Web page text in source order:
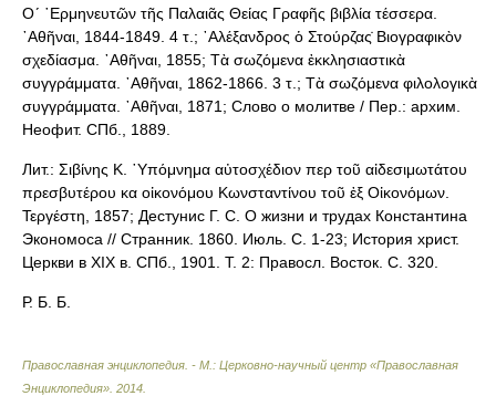
Ο´ ῾Ερμηνευτῶν τῆς Παλαιᾶς Θείας Γραφῆς βιβλία τέσσερα.
᾿Αθῆναι, 1844-1849. 4 τ.; ᾿Αλέξανδρος ὁ Στούρζας̇ Βιογραφικὸν
σχεδίασμα. ᾿Αθῆναι, 1855; Τὰ σωζόμενα ἐκκλησιαστικὰ
συγγράμματα. ᾿Αθῆναι, 1862-1866. 3 τ.; Τὰ σωζόμενα φιλολογικὰ
συγγράμματα. ᾿Αθῆναι, 1871; Слово о молитве / Пер.: архим.
Неофит. СПб., 1889.
Лит.: Σιβίνης Κ. ῾Υπόμνημα αὐτοσχέδιον περ τοῦ αἰδεσιμωτάτου
πρεσβυτέρου κα οἰκονόμου Κωνσταντίνου τοῦ ἐξ Οἰκονόμων.
Τεργέστη, 1857; Дестунис Г. С. О жизни и трудах Константина
Экономоса // Странник. 1860. Июль. С. 1-23; История христ.
Церкви в XIX в. СПб., 1901. Т. 2: Правосл. Восток. С. 320.
Р. Б. Б.
Православная энциклопедия. - М.: Церковно-научный центр «Православная
Энциклопедия» 2014